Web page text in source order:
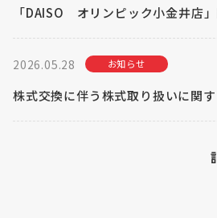
「DAISO オリンピック小金井店
2026.05.28 お知らせ
株式交換に伴う株式取り扱いに関